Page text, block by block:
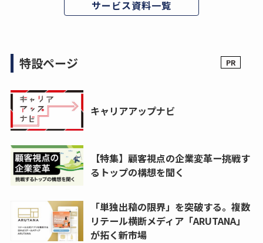
サービス資料一覧
特設ページ
キャリアアップナビ
【特集】顧客視点の企業変革ー挑戦す
るトップの構想を聞く
「単独出稿の限界」を突破する。複数
リテール横断メディア「ARUTANA」
が拓く新市場